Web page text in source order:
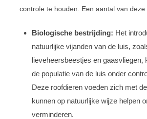
controle te houden. Een aantal van deze
Biologische bestrijding: Het
natuurlijke vijanden van de luis,
lieveheersbeestjes en gaasvliegen,
de populatie van de luis onder
Deze roofdieren voeden zich met
kunnen op natuurlijke wijze helpen
verminderen.